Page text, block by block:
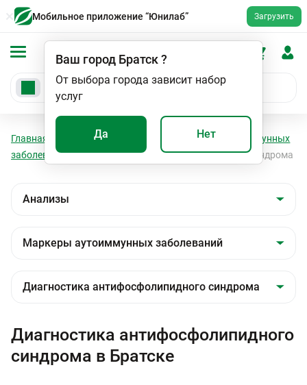
Мобильное приложение “Юнилаб” Загрузить
Ваш город Братск?
От выбора города зависит набор
услуг
Да Нет
Главная Анализы
Маркеры аутоиммунных
заболеваний
Диагностика антифосфолипидного синдрома
Диагностика антифосфолипидного
синдрома в Братске